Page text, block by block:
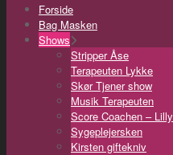
Forside
Bag Masken
Shows
Stripper Åse
Terapeuten Lykke
Skør Tjener show
Musik Terapeuten
Score Coachen – Lilly
Sygeplejersken
Kirsten giftekniv